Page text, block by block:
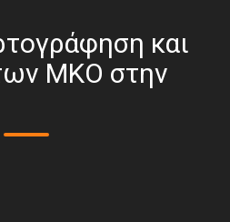
και
ΜΚΟ στην